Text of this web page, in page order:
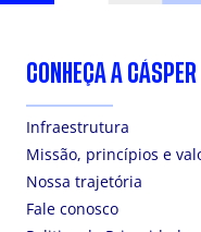
CONHEÇA A CÁSPER
Infraestrutura
Missão, princípios e
Nossa trajetória
Fale conosco